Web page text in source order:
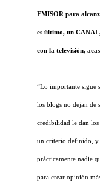
EMISOR para
es último, un
con la televisión,
“Lo importante sigue
los blogs no dejan de
credibilidad le dan los
un criterio definido, y
prácticamente nadie
para crear opinión